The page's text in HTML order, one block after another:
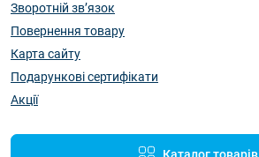
Зворотній зв’язок
Повернення товару
Карта сайту
Подарункові сертифікати
Акції